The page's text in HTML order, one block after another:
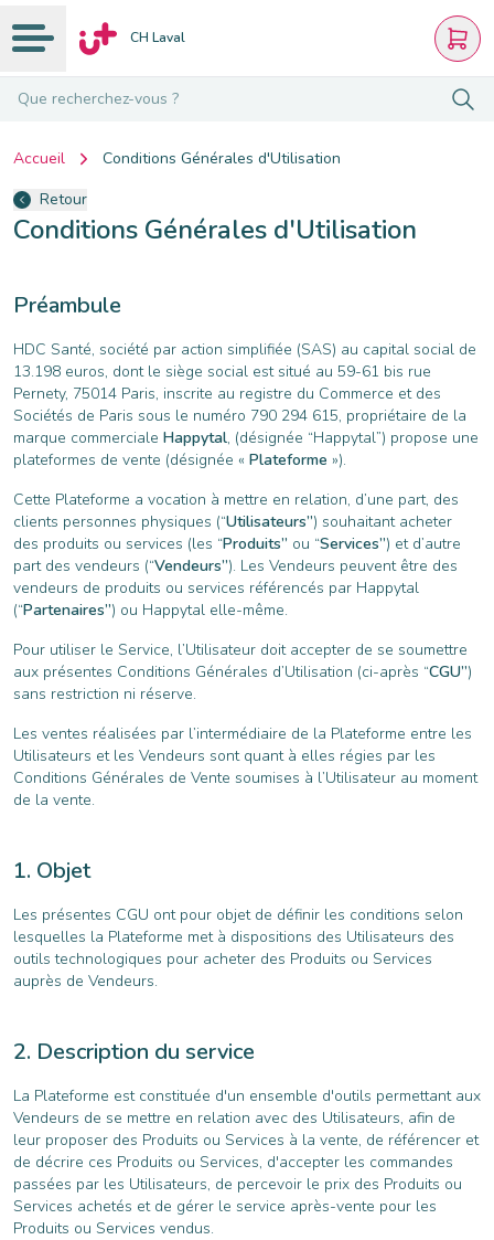
CH Laval
Que recherchez-vous ?
Accueil
Conditions Générales d'Utilisation
Retour
Conditions Générales d'Utilisation
Préambule
HDC Santé, société par action simplifiée (SAS) au capital social de
13.198 euros, dont le siège social est situé au 59-61 bis rue
Pernety, 75014 Paris, inscrite au registre du Commerce et des
Sociétés de Paris sous le numéro 790 294 615, propriétaire de la
marque commerciale Happytal, (désignée “Happytal”) propose une
plateformes de vente (désignée « Plateforme »).
Cette Plateforme a vocation à mettre en relation, d’une part, des
clients personnes physiques (“Utilisateurs”) souhaitant acheter
des produits ou services (les “Produits” ou “Services”) et d’autre
part des vendeurs (“Vendeurs”). Les Vendeurs peuvent être des
vendeurs de produits ou services référencés par Happytal
(“Partenaires”) ou Happytal elle-même.
Pour utiliser le Service, l’Utilisateur doit accepter de se soumettre
aux présentes Conditions Générales d’Utilisation (ci-après “CGU”)
sans restriction ni réserve.
Les ventes réalisées par l’intermédiaire de la Plateforme entre les
Utilisateurs et les Vendeurs sont quant à elles régies par les
Conditions Générales de Vente soumises à l’Utilisateur au moment
de la vente.
Objet
Les présentes CGU ont pour objet de définir les conditions selon
lesquelles la Plateforme met à dispositions des Utilisateurs des
outils technologiques pour acheter des Produits ou Services
auprès de Vendeurs.
Description du service
La Plateforme est constituée d'un ensemble d'outils permettant aux
Vendeurs de se mettre en relation avec des Utilisateurs, afin de
leur proposer des Produits ou Services à la vente, de référencer et
de décrire ces Produits ou Services, d'accepter les commandes
passées par les Utilisateurs, de percevoir le prix des Produits ou
Services achetés et de gérer le service après-vente pour les
Produits ou Services vendus.